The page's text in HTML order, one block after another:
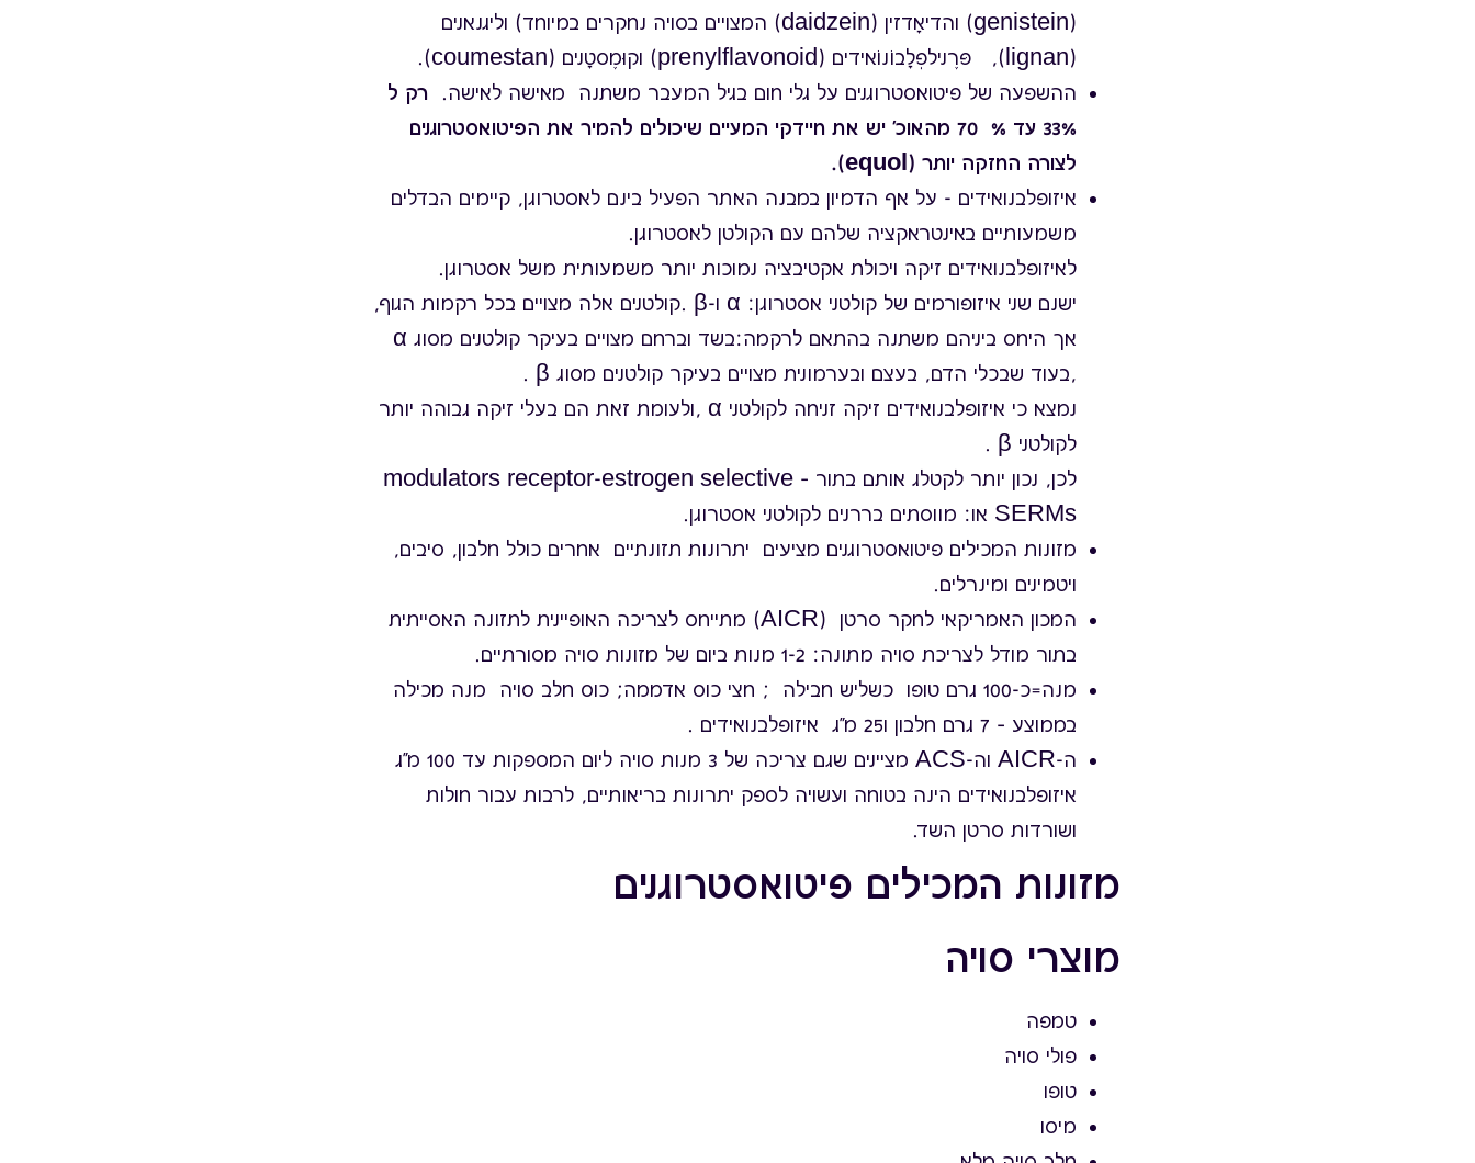
(genistein) והדיאָדזין (daidzein) המצויים בסויה נחקרים במיוחד) וליגנאנים
(lignan), פּרֶנילפְלָבוֹנוֹאידים (prenylflavonoid) וקוּמֶסטָנים (coumestan).
ההשפעה של פיטואסטרוגנים על גלי חום בגיל המעבר משתנה מאישה לאישה.
רק ל
33% עד % 70 מהאוכ' יש את חיידקי המעיים שיכולים להמיר את הפיטואסטרוגנים
לצורה החזקה יותר (equol).
איזופלבנואידים - על אף הדמיון במבנה האתר הפעיל בינם לאסטרוגן, קיימים הבדלים
משמעותיים באינטראקציה שלהם עם הקולטן לאסטרוגן.
לאיזופלבנואידים זיקה ויכולת אקטיבציה נמוכות יותר משמעותית משל אסטרוגן.
ישנם שני איזופורמים של קולטני אסטרוגן: α ו-β .קולטנים אלה מצויים בכל רקמות הגוף,
אך היחס ביניהם משתנה בהתאם לרקמה:בשד וברחם מצויים בעיקר קולטנים מסוג α
,בעוד שבכלי הדם, בעצם ובערמונית מצויים בעיקר קולטנים מסוג β .
נמצא כי איזופלבנואידים זיקה זניחה לקולטני α ,ולעומת זאת הם בעלי זיקה גבוהה יותר
לקולטני β .
לכן, נכון יותר לקטלג אותם בתור modulators receptor-estrogen selective –
SERMs או: מווסתים בררנים לקולטני אסטרוגן.
מזונות המכילים פיטואסטרוגנים מציעים יתרונות תזונתיים אחרים כולל חלבון, סיבים,
ויטמינים ומינרלים.
המכון האמריקאי לחקר סרטן (AICR) מתייחס לצריכה האופיינית לתזונה האסייתית
בתור מודל לצריכת סויה מתונה: 1-2 מנות ביום של מזונות סויה מסורתיים.
מנה=כ-100 גרם טופו כשליש חבילה ; חצי כוס אדממה; כוס חלב סויה מנה מכילה
בממוצע – 7 גרם חלבון ו25 מ"ג איזופלבנואידים .
ה-AICR וה-ACS מציינים שגם צריכה של 3 מנות סויה ליום המספקות עד 100 מ"ג
איזופלבנואידים הינה בטוחה ועשויה לספק יתרונות בריאותיים, לרבות עבור חולות
ושורדות סרטן השד.
מזונות המכילים פיטואסטרוגנים
מוצרי סויה
טמפה
פולי סויה
טופו
מיסו